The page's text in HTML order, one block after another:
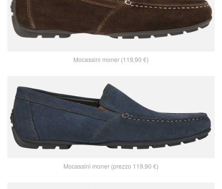
Mocassini moner (119,90 €)
Mocassini moner (prezzo 119,90 €)